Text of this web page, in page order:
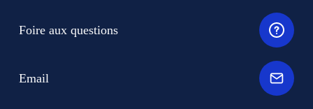
Foire aux questions
Email